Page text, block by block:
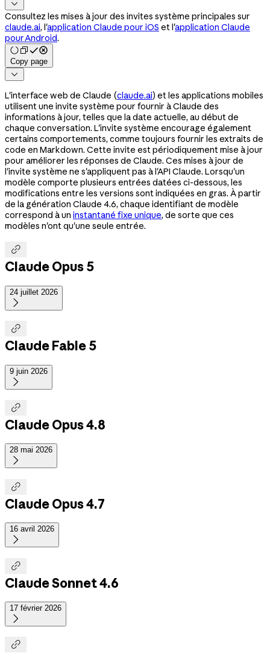

Consultez les mises à jour des invites système principales sur
claude.ai, l'application Claude pour iOS et l'application Claude
pour Android.
Copy page

L'interface web de Claude (claude.ai) et les applications mobiles
utilisent une invite système pour fournir à Claude des
informations à jour, telles que la date actuelle, au début de
chaque conversation. L'invite système encourage également
certains comportements, comme toujours fournir les extraits de
code en Markdown. Cette invite est périodiquement mise à jour
pour améliorer les réponses de Claude. Ces mises à jour de
l'invite système ne s'appliquent pas à l'API Claude. Lorsqu'un
modèle comporte plusieurs entrées datées ci-dessous, les
modifications entre les versions sont indiquées en gras. À partir
de la génération Claude 4.6, chaque identifiant de modèle
correspond à un instantané fixe unique, de sorte que ces
modèles n'ont qu'une seule entrée.

Claude Opus 5
24 juillet 2026


Claude Fable 5
9 juin 2026


Claude Opus 4.8
28 mai 2026


Claude Opus 4.7
16 avril 2026


Claude Sonnet 4.6
17 février 2026

